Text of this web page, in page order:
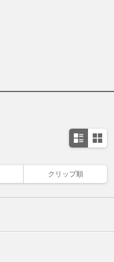
クリップ順